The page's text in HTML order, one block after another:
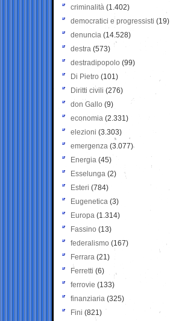
criminalità (1.402)
democratici e progressisti (19)
denuncia (14.528)
destra (573)
destradipopolo (99)
Di Pietro (101)
Diritti civili (276)
don Gallo (9)
economia (2.331)
elezioni (3.303)
emergenza (3.077)
Energia (45)
Esselunga (2)
Esteri (784)
Eugenetica (3)
Europa (1.314)
Fassino (13)
federalismo (167)
Ferrara (21)
Ferretti (6)
ferrovie (133)
finanziaria (325)
Fini (821)